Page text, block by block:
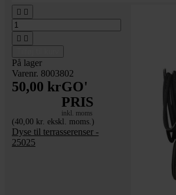
 
 
På lager
Varenr. 8003802
50,00 krGO'
PRIS
inkl. moms
(40,00 kr. ekskl. moms.)
Dyse til terrasserenser -
25025